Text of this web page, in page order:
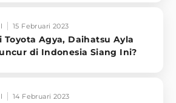
15 Februari 2023
Toyota Agya, Daihatsu Ayla
di Indonesia Siang Ini?
14 Februari 2023